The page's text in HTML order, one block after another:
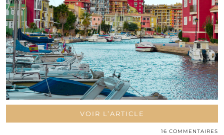
VOIR L’ARTICLE
16 COMMENTAIRES